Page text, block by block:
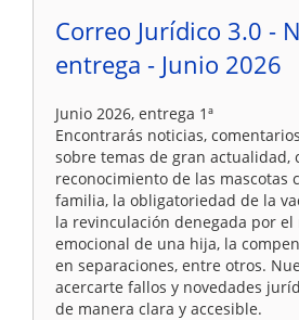
Correo Jurídico 3.0 -
entrega - Junio 2026
Junio 2026, entrega 1ª
Encontrarás noticias,
sobre temas de gran actualidad,
reconocimiento de las mascotas
familia, la obligatoriedad de la
la revinculación denegada por el
emocional de una hija, la
en separaciones, entre otros.
acercarte fallos y novedades
de manera clara y accesible.